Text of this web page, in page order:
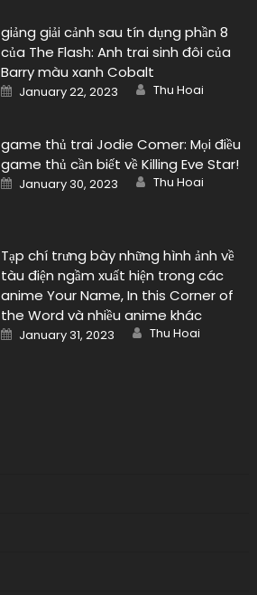
giảng giải cảnh sau tín dụng phần 8
của The Flash: Anh trai sinh đôi của
Barry màu xanh Cobalt
Posted
on
January 22, 2023 Author
Thu Hoai
game thủ trai Jodie Comer: Mọi điều
game thủ cần biết về Killing Eve Star!
Posted
on
January 30, 2023 Author
Thu Hoai
Tạp chí trưng bày những hình ảnh về
tàu điện ngầm xuất hiện trong các
anime Your Name, In this Corner of
the Word và nhiều anime khác
Posted
on
January 31, 2023 Author
Thu Hoai